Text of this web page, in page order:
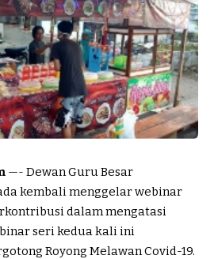
—- Dewan Guru Besar
kembali menggelar webinar
dalam mengatasi
seri kedua kali ini
Royong Melawan Covid-19.